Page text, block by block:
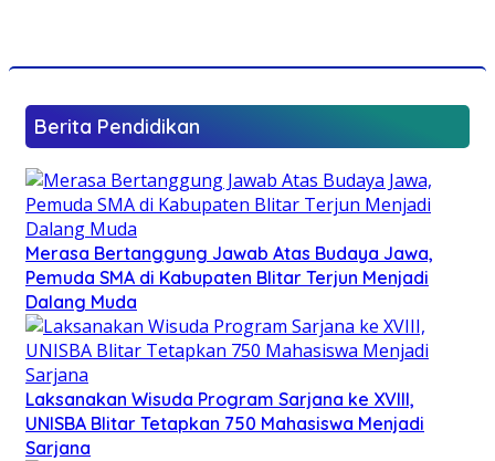
Berita Pendidikan
Merasa Bertanggung Jawab Atas Budaya Jawa,
Pemuda SMA di Kabupaten Blitar Terjun Menjadi
Dalang Muda
Laksanakan Wisuda Program Sarjana ke XVIII,
UNISBA Blitar Tetapkan 750 Mahasiswa Menjadi
Sarjana